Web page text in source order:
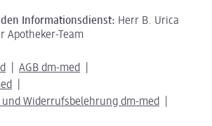
Informationsdienst: Herr B. Urica
Apotheker-Team
AGB dm-med
Widerrufsbelehrung dm-med